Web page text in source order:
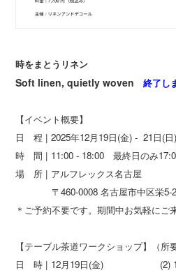
時をまとうリネン
Soft linen, quietly woven 終了し
【イベント概要】
日 程 | 2025年12月19日(金) - 21日(
時 間 | 11:00 - 18:00 最終日のみ
場 所 | アルフレックス名古屋
〒460-0008 名古屋市中区栄5-
＊ご予約不要です。期間中お気軽にご
【テーブル茶道ワークショップ】（
日 時 | 12月19日(金) (2)